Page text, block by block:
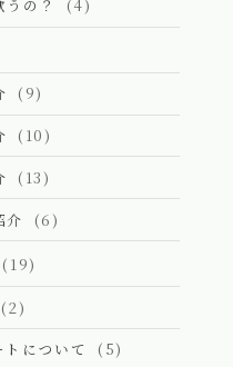
の？
(4)
(9)
(10)
(13)
介
(6)
(19)
(2)
トについて
(5)